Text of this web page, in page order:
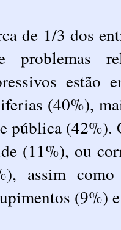
de 1/3 dos
problemas
estão
(40%),
pública (42%).
(11%), ou
assim
(9%)